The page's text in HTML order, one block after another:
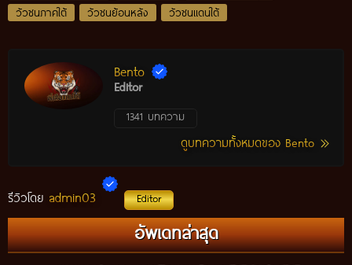
วัวชนภาคใต้
วัวชนย้อนหลัง วัวชนแดนใต้
Bento
Editor
1341 บทความ
ดูบทความทั้งหมดของ Bento
รีวิวโดย admin03 Editor
อัพเดทล่าสุด